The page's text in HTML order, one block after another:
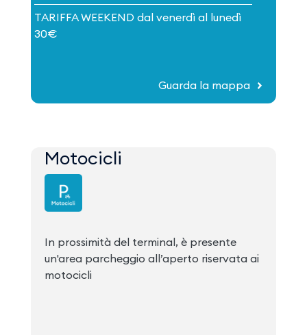
TARIFFA WEEKEND dal venerdì al lunedì
30€
Guarda la mappa
Motocicli
In prossimità del terminal, è presente
un'area parcheggio all’aperto riservata ai
motocicli